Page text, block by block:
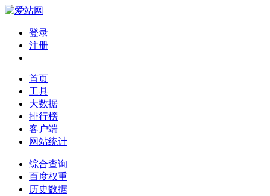
登录
注册
首页
工具
大数据
排行榜
客户端
网站统计
综合查询
百度权重
历史数据